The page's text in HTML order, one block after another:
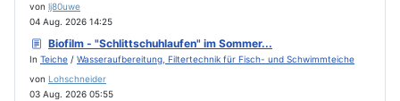
von lj80uwe
04 Aug. 2026 14:25
Biofilm - "Schlittschuhlaufen" im Sommer...
In Teiche / Wasseraufbereitung, Filtertechnik für Fisch- und Schwimmteiche
von Lohschneider
03 Aug. 2026 05:55